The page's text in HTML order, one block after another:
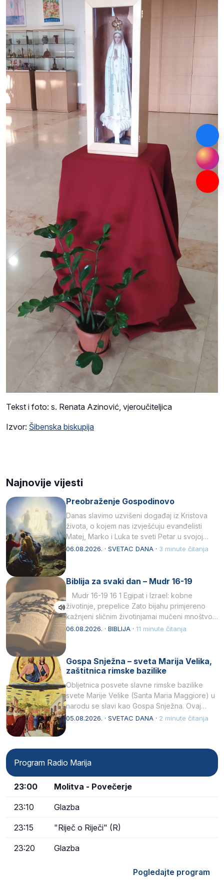
Tekst i foto: s. Renata Azinović, vjeroučiteljica
Izvor: Šibenska biskupija
Najnovije vijesti
Preobraženje Gospodinovo
Danas slavimo uzvišeni događaj iz Kristova
života, o kojem nas izvješćuju evanđelisti
Matej, Marko i Luka te sveti Petar u svojoj
drugoj…
06.08.2026. · SVETAC DANA · 3 minute čitanja
Biblija za svaki dan – Mudr 16-19
Mudr 16-19 16 1 Egipat i Izrael: kobne
životinje, prepelice Zato bijahu primjereno
kažnjeni sličnim životinjamai mučeni mnoštvom
kukaca.2 A narod…
06.08.2026. · BIBLIJA · 11 minute čitanja
Gospa Snježna – sveta Marija Velika,
zaštitnica rimske bazilike
Obljetnica posvete slavne rimske bazilike
svete Marije Velike (Santa Maria Maggiore) u
narodu se slavi kao Gospa Snježna. Ovaj
naziv, Sancta Maria…
05.08.2026. · SVETAC DANA · 2 minute čitanja
Program Radio Marija
23:00 Molitva - Povečerje
23:10 Glazba
23:15 "Riječ o Riječi" (R)
23:20 Glazba
Pogledajte program